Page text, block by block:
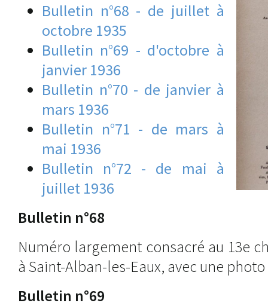
Bulletin n°68 - de juillet à
octobre 1935
Bulletin n°69 - d'octobre à
janvier 1936
Bulletin n°70 - de janvier à
mars 1936
Bulletin n°71 - de mars à
mai 1936
Bulletin n°72 - de mai à
juillet 1936
Bulletin n°68
Numéro largement consacré au 13e
à Saint-Alban-les-Eaux, avec une
Bulletin n°69